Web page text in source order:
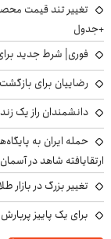
+جدول
فوری| شرط جدید
رضاییان برای
دانشمندان راز یک
حمله ایران به
ارتقایافته شاهد در آسمان
تغییر بزرگ در بازار
برای یک پاییز